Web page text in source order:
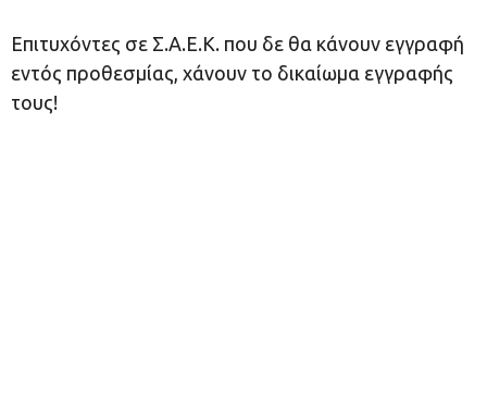
Επιτυχόντες σε Σ.Α.Ε.Κ. που δε θα κάνουν εγγραφή
εντός προθεσμίας, χάνουν το δικαίωμα εγγραφής
τους!